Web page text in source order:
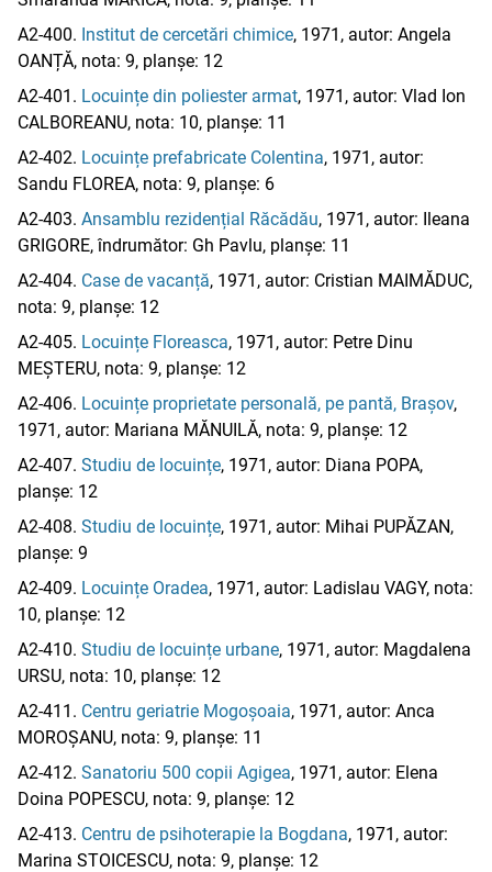
A2-400. Institut de cercetări chimice, 1971, autor: Angela
OANȚĂ, nota: 9, planșe: 12
A2-401. Locuințe din poliester armat, 1971, autor: Vlad Ion
CALBOREANU, nota: 10, planșe: 11
A2-402. Locuințe prefabricate Colentina, 1971, autor:
Sandu FLOREA, nota: 9, planșe: 6
A2-403. Ansamblu rezidențial Răcădău, 1971, autor: Ileana
GRIGORE, îndrumător: Gh Pavlu, planșe: 11
A2-404. Case de vacanță, 1971, autor: Cristian MAIMĂDUC,
nota: 9, planșe: 12
A2-405. Locuințe Floreasca, 1971, autor: Petre Dinu
MEȘTERU, nota: 9, planșe: 12
A2-406. Locuințe proprietate personală, pe pantă, Brașov,
1971, autor: Mariana MĂNUILĂ, nota: 9, planșe: 12
A2-407. Studiu de locuințe, 1971, autor: Diana POPA,
planșe: 12
A2-408. Studiu de locuințe, 1971, autor: Mihai PUPĂZAN,
planșe: 9
A2-409. Locuințe Oradea, 1971, autor: Ladislau VAGY, nota:
10, planșe: 12
A2-410. Studiu de locuințe urbane, 1971, autor: Magdalena
URSU, nota: 10, planșe: 12
A2-411. Centru geriatrie Mogoșoaia, 1971, autor: Anca
MOROȘANU, nota: 9, planșe: 11
A2-412. Sanatoriu 500 copii Agigea, 1971, autor: Elena
Doina POPESCU, nota: 9, planșe: 12
A2-413. Centru de psihoterapie la Bogdana, 1971, autor:
Marina STOICESCU, nota: 9, planșe: 12